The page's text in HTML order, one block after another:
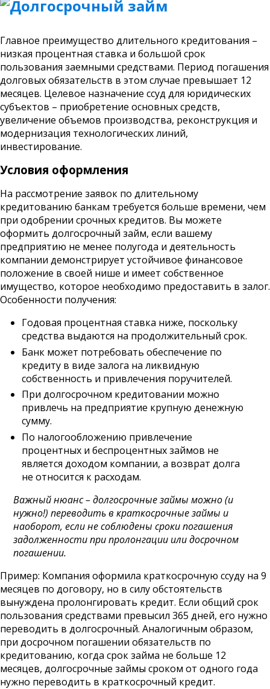
Главное преимущество длительного кредитования –
низкая процентная ставка и большой срок
пользования заемными средствами. Период погашения
долговых обязательств в этом случае превышает 12
месяцев. Целевое назначение ссуд для юридических
субъектов – приобретение основных средств,
увеличение объемов производства, реконструкция и
модернизация технологических линий,
инвестирование.
Условия оформления
На рассмотрение заявок по длительному
кредитованию банкам требуется больше времени, чем
при одобрении срочных кредитов. Вы можете
оформить долгосрочный займ, если вашему
предприятию не менее полугода и деятельность
компании демонстрирует устойчивое финансовое
положение в своей нише и имеет собственное
имущество, которое необходимо предоставить в залог.
Особенности получения:
Годовая процентная ставка ниже, поскольку
средства выдаются на продолжительный срок.
Банк может потребовать обеспечение по
кредиту в виде залога на ликвидную
собственность и привлечения поручителей.
При долгосрочном кредитовании можно
привлечь на предприятие крупную денежную
сумму.
По налогообложению привлечение
процентных и беспроцентных займов не
является доходом компании, а возврат долга
не относится к расходам.
Важный нюанс – долгосрочные займы можно (и
нужно!) переводить в краткосрочные займы и
наоборот, если не соблюдены сроки погашения
задолженности при пролонгации или досрочном
погашении.
Пример: Компания оформила краткосрочную ссуду на 9
месяцев по договору, но в силу обстоятельств
вынуждена пролонгировать кредит. Если общий срок
пользования средствами превысил 365 дней, его нужно
переводить в долгосрочный. Аналогичным образом,
при досрочном погашении обязательств по
кредитованию, когда срок займа не больше 12
месяцев, долгосрочные займы сроком от одного года
нужно переводить в краткосрочный кредит.